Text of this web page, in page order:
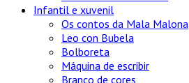
Infantil e xuvenil
Os contos da Mala Malona
Leo con Bubela
Bolboreta
Máquina de escribir
Branco de cores